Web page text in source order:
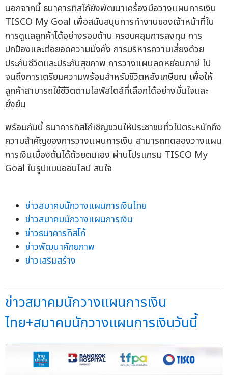
นอกจากนี้ ธนาคารทิสโก้ยังพัฒนาเครื่องมือวางแผนการเงิน
TISCO My Goal เพื่อสนับสนุนการทำงานของเจ้าหน้าที่ใน
การดูแลลูกค้าได้อย่างรอบด้าน ครอบคลุมการลงทุน การ
ปกป้องและต่อยอดความมั่งคั่ง การบริหารความเสี่ยงด้วย
ประกันชีวิตและประกันสุขภาพ การวางแผนลดหย่อนภาษี ไป
จนถึงการเตรียมความพร้อมสำหรับชีวิตหลังเกษียณ เพื่อให้
ลูกค้าสามารถใช้ชีวิตตามไลฟ์สไตล์ที่เลือกได้อย่างมั่นใจและ
ยั่งยืน
พร้อมกันนี้ ธนาคารทิสโก้เชิญชวนให้ประชาชนทั่วไปตระหนักถึง
ความสำคัญของการวางแผนการเงิน สามารถทดลองวางแผน
การเงินเบื้องต้นได้ด้วยตนเอง ผ่านโปรแกรม TISCO My
Goal ในรูปแบบออนไลน์ สนใจ
ข่าวสมาคมนักวางแผนการเงินไทย
ข่าวสมาคมนักวางแผนการเงิน
ข่าวธนาคารทิสโก้
ข่าวพัฒนาศักยภาพ
ข่าวเสริมสร้าง
ข่าวสมาคมนักวางแผนการเงิน
ไทย+สมาคมนักวางแผนการเงินวันนี้